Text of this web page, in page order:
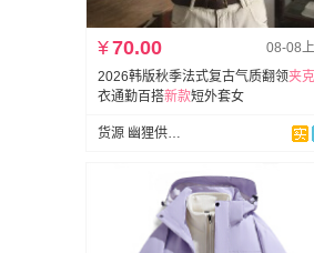
08-08
¥70.00
2026韩版秋季法式复古气质翻领夹克
衣通勤百搭新款短外套女
货源 幽狸供应链